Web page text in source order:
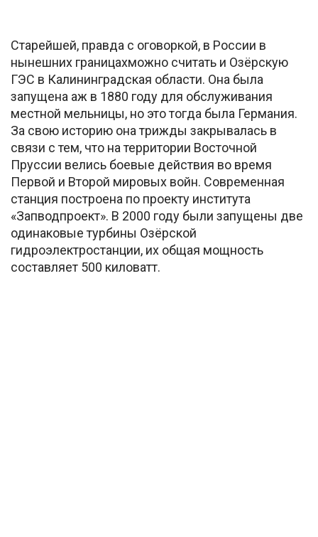
Старейшей, правда с оговоркой, в России в
нынешних границахможно считать и Озёрскую
ГЭС в Калининградская области. Она была
запущена аж в 1880 году для обслуживания
местной мельницы, но это тогда была Германия.
За свою историю она трижды закрывалась в
связи с тем, что на территории Восточной
Пруссии велись боевые действия во время
Первой и Второй мировых войн. Современная
станция построена по проекту института
«Запводпроект». В 2000 году были запущены две
одинаковые турбины Озёрской
гидроэлектростанции, их общая мощность
составляет 500 киловатт.